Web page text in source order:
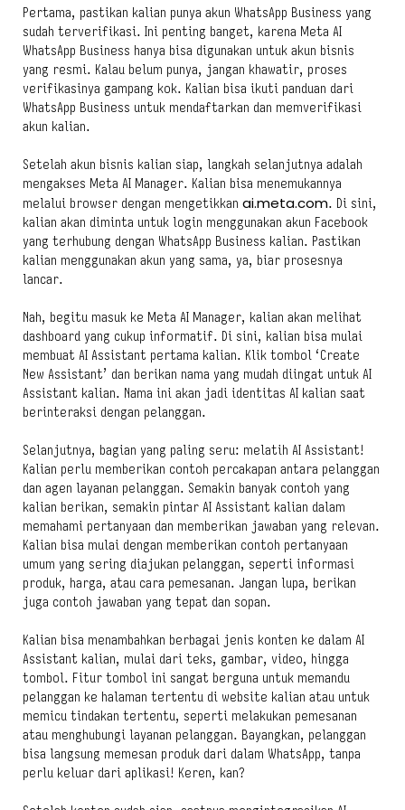
Pertama, pastikan kalian punya akun WhatsApp Business yang
sudah terverifikasi. Ini penting banget, karena Meta AI
WhatsApp Business hanya bisa digunakan untuk akun bisnis
yang resmi. Kalau belum punya, jangan khawatir, proses
verifikasinya gampang kok. Kalian bisa ikuti panduan dari
WhatsApp Business untuk mendaftarkan dan memverifikasi
akun kalian.
Setelah akun bisnis kalian siap, langkah selanjutnya adalah
mengakses Meta AI Manager. Kalian bisa menemukannya
melalui browser dengan mengetikkan ai.meta.com. Di sini,
kalian akan diminta untuk login menggunakan akun Facebook
yang terhubung dengan WhatsApp Business kalian. Pastikan
kalian menggunakan akun yang sama, ya, biar prosesnya
lancar.
Nah, begitu masuk ke Meta AI Manager, kalian akan melihat
dashboard yang cukup informatif. Di sini, kalian bisa mulai
membuat AI Assistant pertama kalian. Klik tombol ‘Create
New Assistant’ dan berikan nama yang mudah diingat untuk AI
Assistant kalian. Nama ini akan jadi identitas AI kalian saat
berinteraksi dengan pelanggan.
Selanjutnya, bagian yang paling seru: melatih AI Assistant!
Kalian perlu memberikan contoh percakapan antara pelanggan
dan agen layanan pelanggan. Semakin banyak contoh yang
kalian berikan, semakin pintar AI Assistant kalian dalam
memahami pertanyaan dan memberikan jawaban yang relevan.
Kalian bisa mulai dengan memberikan contoh pertanyaan
umum yang sering diajukan pelanggan, seperti informasi
produk, harga, atau cara pemesanan. Jangan lupa, berikan
juga contoh jawaban yang tepat dan sopan.
Kalian bisa menambahkan berbagai jenis konten ke dalam AI
Assistant kalian, mulai dari teks, gambar, video, hingga
tombol. Fitur tombol ini sangat berguna untuk memandu
pelanggan ke halaman tertentu di website kalian atau untuk
memicu tindakan tertentu, seperti melakukan pemesanan
atau menghubungi layanan pelanggan. Bayangkan, pelanggan
bisa langsung memesan produk dari dalam WhatsApp, tanpa
perlu keluar dari aplikasi! Keren, kan?